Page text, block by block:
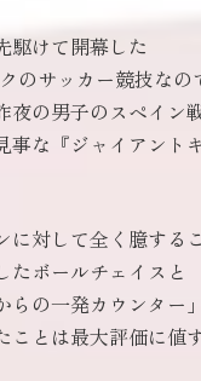
駆けて開幕した
のサッカー競技なの
夜の男子のスペイン
な『ジャイアント
に対して全く臆する
たボールチェイスと
の一発カウンター
とは最大評価に値